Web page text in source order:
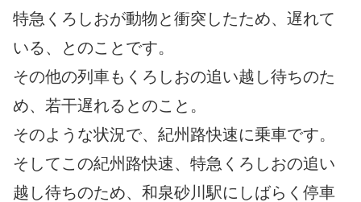
特急くろしおが動物と衝突したため、遅れて
いる、とのことです。
その他の列車もくろしおの追い越し待ちのた
め、若干遅れるとのこと。
そのような状況で、紀州路快速に乗車です。
そしてこの紀州路快速、特急くろしおの追い
越し待ちのため、和泉砂川駅にしばらく停車